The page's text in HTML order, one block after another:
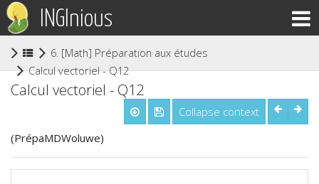
INGInious
6. [Math] Préparation aux études supérieures
Calcul vectoriel - Q12
(current)
Calcul vectoriel - Q12
Collapse context
(PrépaMDWoluwe)